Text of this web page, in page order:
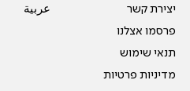
יצירת קשר
פרסמו אצלנו
תנאי שימוש
מדיניות פרטיות
عربية